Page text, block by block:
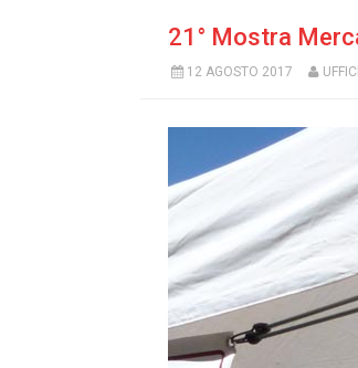
21° Mostra
12 AGOSTO 2017